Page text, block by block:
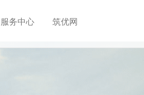
服务中心 筑优网